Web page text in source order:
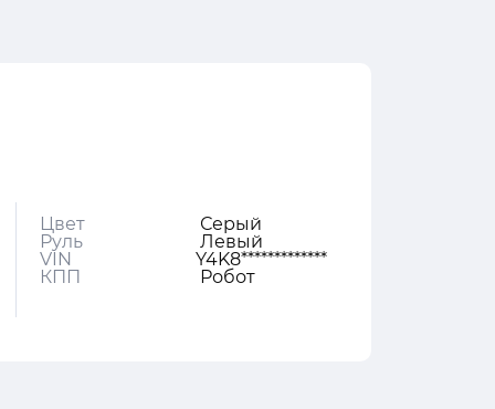
Цвет
Серый
Руль
Левый
VIN
Y4K8*************
КПП
Робот